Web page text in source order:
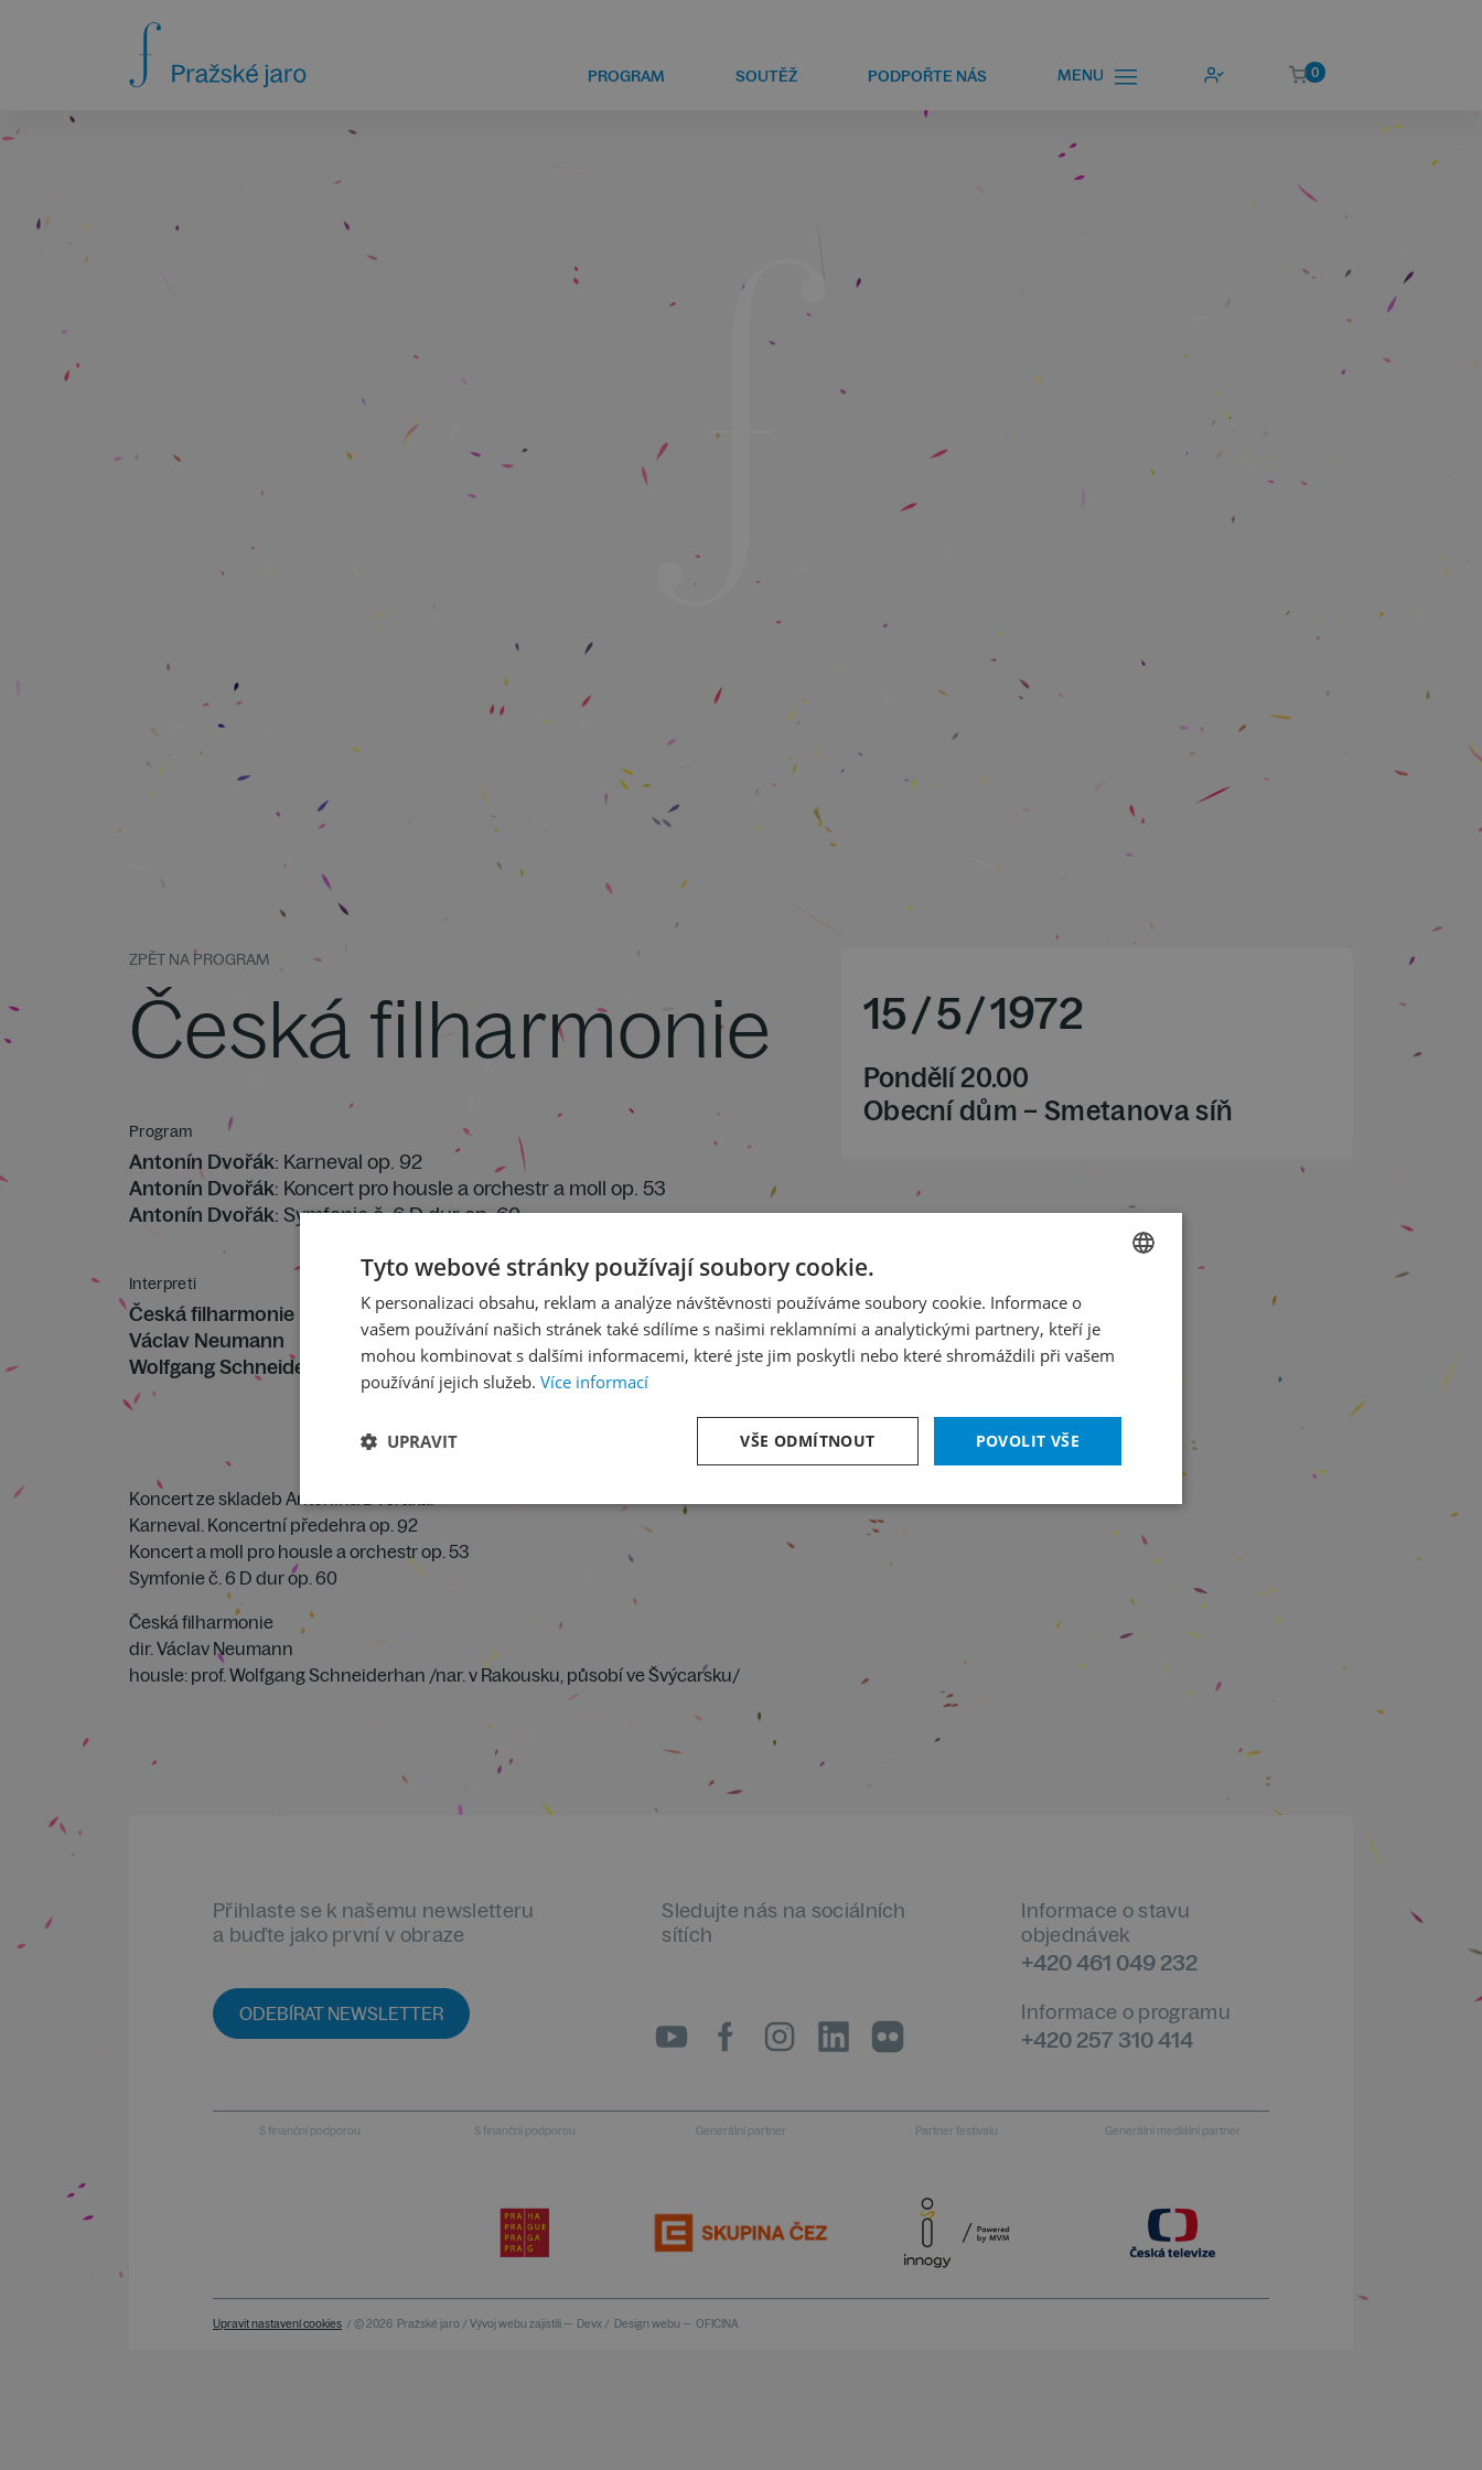
PROGRAM SOUTĚŽ PODPOŘTE NÁS MENU 0
ZPĚT NA PROGRAM
Česká filharmonie
Program
Antonín Dvořák: Karneval op. 92
Antonín Dvořák: Koncert pro housle a orchestr a moll op. 53
Antonín Dvořák: Symfonie č. 6 D dur op. 60
Interpreti
Česká filharmonie
Václav Neumann
Wolfgang Schneiderhan
15/5/1972
Pondělí 20.00
Obecní dům – Smetanova síň
Koncert ze skladeb Antonína Dvořáka:
Karneval. Koncertní předehra op. 92
Koncert a moll pro housle a orchestr op. 53
Symfonie č. 6 D dur op. 60
Česká filharmonie
dir. Václav Neumann
housle: prof. Wolfgang Schneiderhan /nar. v Rakousku, působí ve Švýcarsku/
Přihlaste se k našemu newsletteru
a buďte jako první v obraze
ODEBÍRAT NEWSLETTER
Sledujte nás na sociálních
sítích
Informace o stavu
objednávek
+420 461 049 232
Informace o programu
+420 257 310 414
S finanční podporou S finanční podporou Generální partner Partner festivalu Generální mediální partner
Upravit nastavení cookies / © 2026 Pražské jaro / Vývoj webu zajistili — Devx / Design webu — OFICINA
ENGLISH
Tyto webové stránky používají soubory cookie.
K personalizaci obsahu, reklam a analýze návštěvnosti používáme soubory cookie. Informace o
vašem používání našich stránek také sdílíme s našimi reklamními a analytickými partnery, kteří je
mohou kombinovat s dalšími informacemi, které jste jim poskytli nebo které shromáždili při vašem
používání jejich služeb. Více informací
POVOLIT VŠE
VŠE ODMÍTNOUT
UPRAVIT